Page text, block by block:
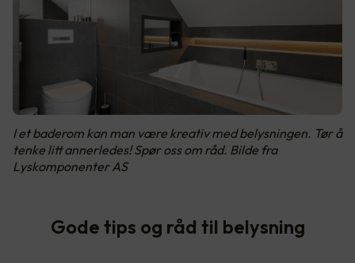
I et baderom kan man være kreativ med belysningen. Tør å
tenke litt annerledes! Spør oss om råd. Bilde fra
Lyskomponenter AS
Gode tips og råd til belysning